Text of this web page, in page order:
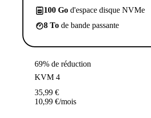
100 Go d'espace disque NVMe
8 To de bande passante
69% de réduction
KVM 4
35,99 €
10,99 €/mois